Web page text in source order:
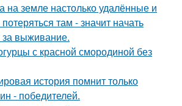
на земле настолько удалённые и
там - значит начать
выживание.
с красной смородиной без
история помнит только
- победителей.